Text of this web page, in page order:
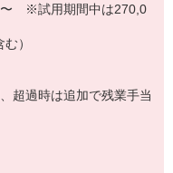
戦を応援する制有。
つながる活動を応援しま
社員対象。
〜 ※試用期間中は270,0
）
超過時は追加で残業手当